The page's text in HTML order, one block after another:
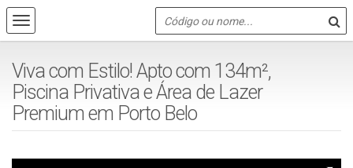
Viva com Estilo! Apto com 134m²,
Piscina Privativa e Área de Lazer
Premium em Porto Belo